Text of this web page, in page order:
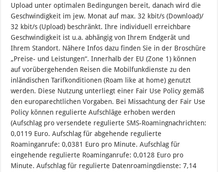
Upload unter optimalen Bedingungen bereit, danach wird die
Geschwindigkeit im jew. Monat auf max. 32 kbit/s (Download)/
32 kbit/s (Upload) beschränkt. Ihre individuell erreichbare
Geschwindigkeit ist u.a. abhängig von Ihrem Endgerät und
Ihrem Standort. Nähere Infos dazu finden Sie in der Broschüre
„Preise- und Leistungen“. Innerhalb der EU (Zone 1) können
auf vorübergehenden Reisen die Mobilfunkdienste zu den
inländischen Tarifkonditionen (Roam like at home) genutzt
werden. Diese Nutzung unterliegt einer Fair Use Policy gemäß
den europarechtlichen Vorgaben. Bei Missachtung der Fair Use
Policy können regulierte Aufschläge erhoben werden
(Aufschlag pro versendete regulierte SMS-Roamingnachrichten:
0,0119 Euro. Aufschlag für abgehende regulierte
Roaminganrufe: 0,0381 Euro pro Minute. Aufschlag für
eingehende regulierte Roaminganrufe: 0,0128 Euro pro
Minute. Aufschlag für regulierte Datenroamingdienste: 7,14